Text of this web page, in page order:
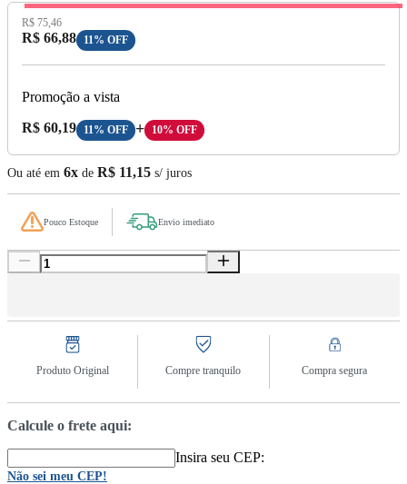
Preço Original:
R$ 75,46
Preço com Desconto:
R$ 66,88 11% OFF
Promoção a vista
Preço A Vista:
R$ 60,19 11% OFF + 10% OFF
Ou até em 6x de R$ 11,15 s/ juros
Pouco Estoque Envio imediato
Produto Original Compre tranquilo Compra segura
Calcule o frete aqui:
Insira seu CEP:
Não sei meu CEP!